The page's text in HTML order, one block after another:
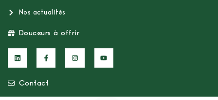
Nos actualités
Douceurs à offrir
Contact